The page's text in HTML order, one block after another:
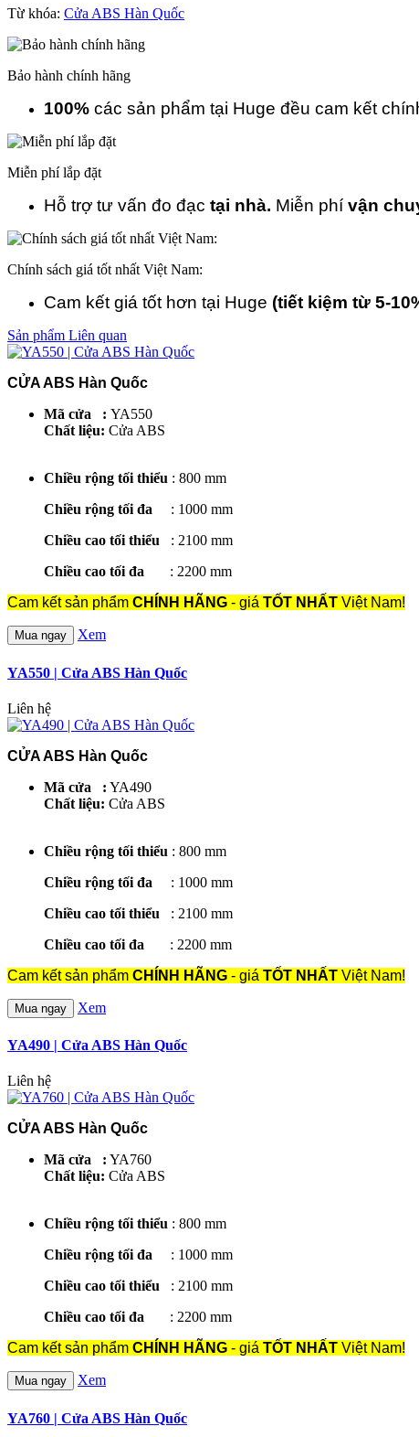
Từ khóa: Cửa ABS Hàn Quốc
Bảo hành chính hãng
100% các sản phẩm tại Huge đều cam kết
Miễn phí lắp đặt
Hỗ trợ tư vấn đo đạc tại nhà. Miễn phí vận
Chính sách giá tốt nhất Việt Nam:
Cam kết giá tốt hơn tại Huge (tiết kiệm từ 5-
Sản phẩm Liên quan
CỬA ABS Hàn Quốc
Mã cửa : YA550
Chất liệu: Cửa ABS
Chiều rộng tối thiểu : 800 mm
Chiều rộng tối đa : 1000 mm
Chiều cao tối thiểu : 2100 mm
Chiều cao tối đa : 2200 mm
Cam kết sản phẩm CHÍNH HÃNG - giá TỐT NHẤT Việt Nam!
Mua ngay Xem
YA550 | Cửa ABS Hàn Quốc
Liên hệ
CỬA ABS Hàn Quốc
Mã cửa : YA490
Chất liệu: Cửa ABS
Chiều rộng tối thiểu : 800 mm
Chiều rộng tối đa : 1000 mm
Chiều cao tối thiểu : 2100 mm
Chiều cao tối đa : 2200 mm
Cam kết sản phẩm CHÍNH HÃNG - giá TỐT NHẤT Việt Nam!
Mua ngay Xem
YA490 | Cửa ABS Hàn Quốc
Liên hệ
CỬA ABS Hàn Quốc
Mã cửa : YA760
Chất liệu: Cửa ABS
Chiều rộng tối thiểu : 800 mm
Chiều rộng tối đa : 1000 mm
Chiều cao tối thiểu : 2100 mm
Chiều cao tối đa : 2200 mm
Cam kết sản phẩm CHÍNH HÃNG - giá TỐT NHẤT Việt Nam!
Mua ngay Xem
YA760 | Cửa ABS Hàn Quốc